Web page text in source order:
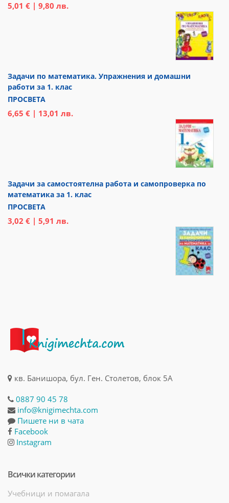
5,01 € | 9,80 лв.
Задачи по математика. Упражнения и домашни
работи за 1. клас
ПРОСВЕТА
6,65 € | 13,01 лв.
Задачи за самостоятелна работа и самопроверка по
математика за 1. клас
ПРОСВЕТА
3,02 € | 5,91 лв.
кв. Банишора, бул. Ген. Столетов, блок 5А
0887 90 45 78
info@knigimechta.com
Пишете ни в чата
Facebook
Instagram
Всички категории
Учебници и помагала